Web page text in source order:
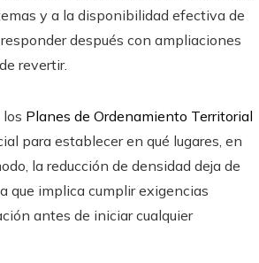
y a la disponibilidad efectiva de
después con ampliaciones
revertir.
Planes de Ordenamiento Territorial
para establecer en qué lugares, en
la reducción de densidad deja de
que implica cumplir exigencias
antes de iniciar cualquier